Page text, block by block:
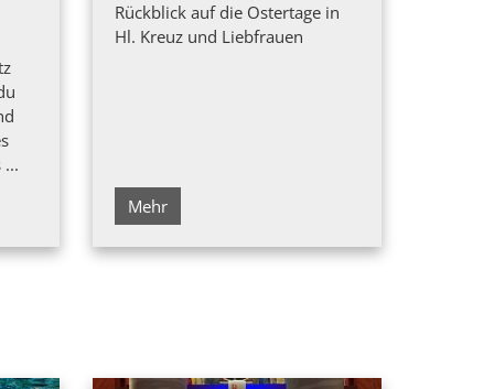
...
Rückblick auf die Ostertage in
Hl. Kreuz und Liebfrauen
Mehr